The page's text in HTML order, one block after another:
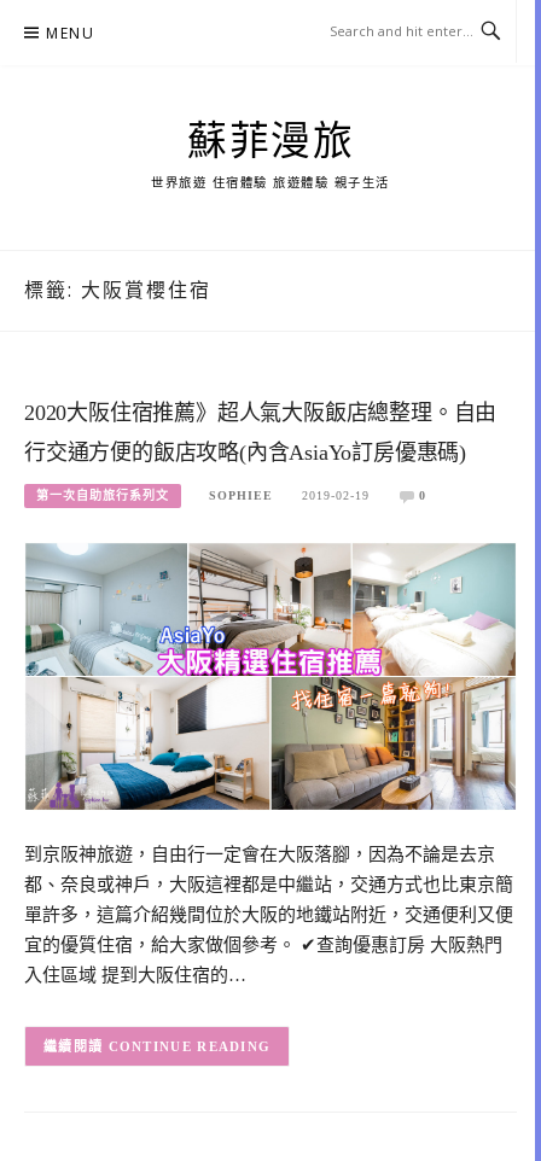
MENU
蘇菲漫旅
世界旅遊 住宿體驗 旅遊體驗 親子生活
標籤: 大阪賞櫻住宿
2020大阪住宿推薦》超人氣大阪飯店總整理。自由
行交通方便的飯店攻略(內含AsiaYo訂房優惠碼)
第一次自助旅行系列文 SOPHIEE 2019-02-19 0
到京阪神旅遊，自由行一定會在大阪落腳，因為不論是去京
都、奈良或神戶，大阪這裡都是中繼站，交通方式也比東京簡
單許多，這篇介紹幾間位於大阪的地鐵站附近，交通便利又便
宜的優質住宿，給大家做個參考。 ✔查詢優惠訂房 大阪熱門
入住區域 提到大阪住宿的…
CONTINUE READING